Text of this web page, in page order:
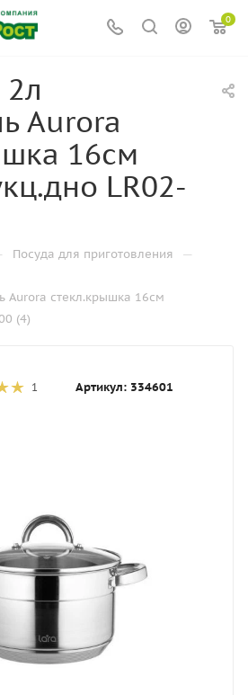
0
Aurora
16см
LR02-
Посуда для приготовления —
Aurora стекл.крышка 16см
(4)
1 Артикул: 334601